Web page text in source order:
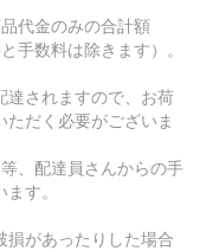
代金のみの合計額
手数料は除きます）。
達されますので、お荷
だく必要がございま
、配達員さんからの手
す。
があったりした場合